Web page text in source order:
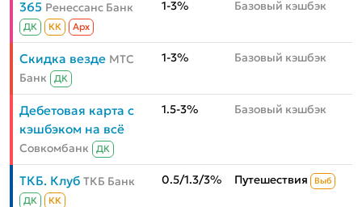
365 Ренессанс Банк
ДК КК Aрх
1-3% Базовый кэшбэк
Скидка везде МТС
Банк
ДК
1-3% Базовый кэшбэк
Дебетовая карта с
кэшбэком на всё
Совкомбанк ДК
1.5-3% Базовый кэшбэк
ТКБ. Клуб ТКБ Банк
ДК КК
0.5/1.3/3% Путешествия Выб